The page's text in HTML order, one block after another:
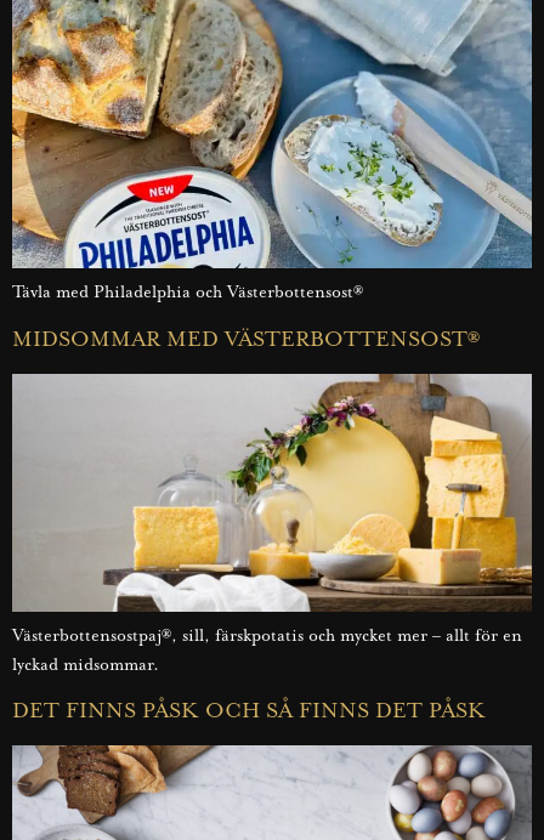
Tävla med Philadelphia och Västerbottensost®
MIDSOMMAR MED VÄSTERBOTTENSOST®
Västerbottensostpaj®, sill, färskpotatis och mycket mer – allt för en
lyckad midsommar.
DET FINNS PÅSK OCH SÅ FINNS DET PÅSK